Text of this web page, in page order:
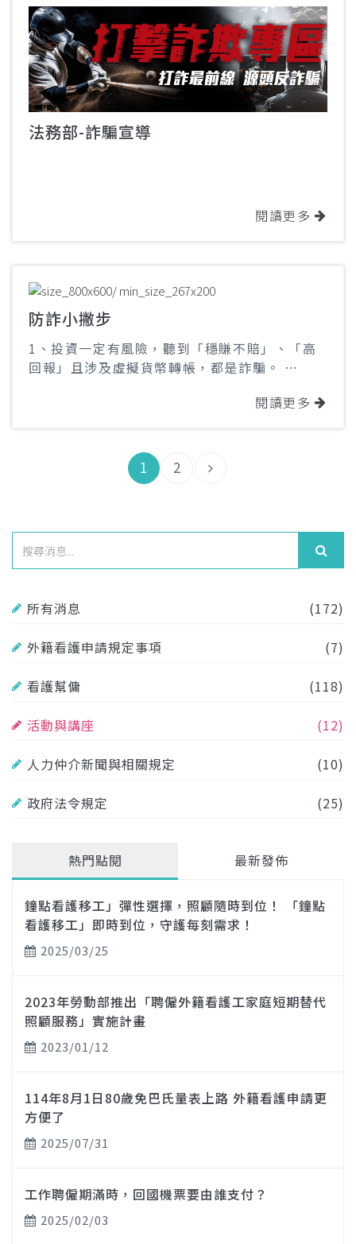
所有消息 (172)
外籍看護申請規定事項 (7)
看護幫傭 (118)
活動與講座 (12)
人力仲介新聞與相關規定 (10)
政府法令規定 (25)
熱門點閱 最新發佈
鐘點看護移工」彈性選擇，照顧隨時到位！ 「鐘點
看護移工」即時到位，守護每刻需求！
2025/03/25
2023年勞動部推出「聘僱外籍看護工家庭短期替代
照顧服務」實施計畫
2023/01/12
114年8月1日80歲免巴氏量表上路 外籍看護申請更
方便了
2025/07/31
工作聘僱期滿時，回國機票要由誰支付？
2025/02/03
法務部-詐騙宣導
閱讀更多
防詐小撇步
1、投資一定有風險，聽到「穩賺不賠」、「高
回報」且涉及虛擬貨幣轉帳，都是詐騙。
3、切勿輕信網友，不要將資金投入不明投資網
閱讀更多
1 2